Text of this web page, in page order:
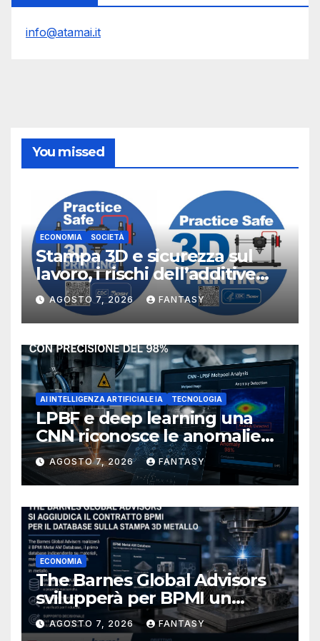
info@atamai.it
You missed
ECONOMIA SOCIETÀ
Stampa 3D e sicurezza sul
lavoro, i rischi dell’additive
manufacturing secondo
NIOSH
AGOSTO 7, 2026 FANTASY
AI INTELLIGENZA ARTIFICIALE IA TECNOLOGIA
LPBF e deep learning una
CNN riconosce le anomalie
del bagno di fusione
AGOSTO 7, 2026 FANTASY
ECONOMIA
The Barnes Global Advisors
svilupperà per BPMI un
database per la stampa 3D
metallica destinata alla filiera
AGOSTO 7, 2026 FANTASY